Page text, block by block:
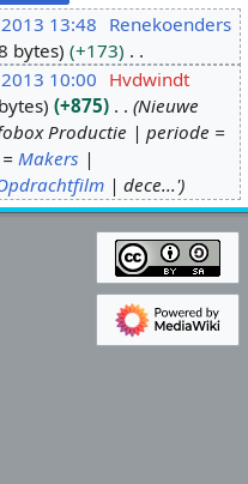
13:48 Renekoenders
bytes
+173
10:00 Hvdwindt
+875
Nieuwe
Productie | periode =
=Makers |
| dece...'